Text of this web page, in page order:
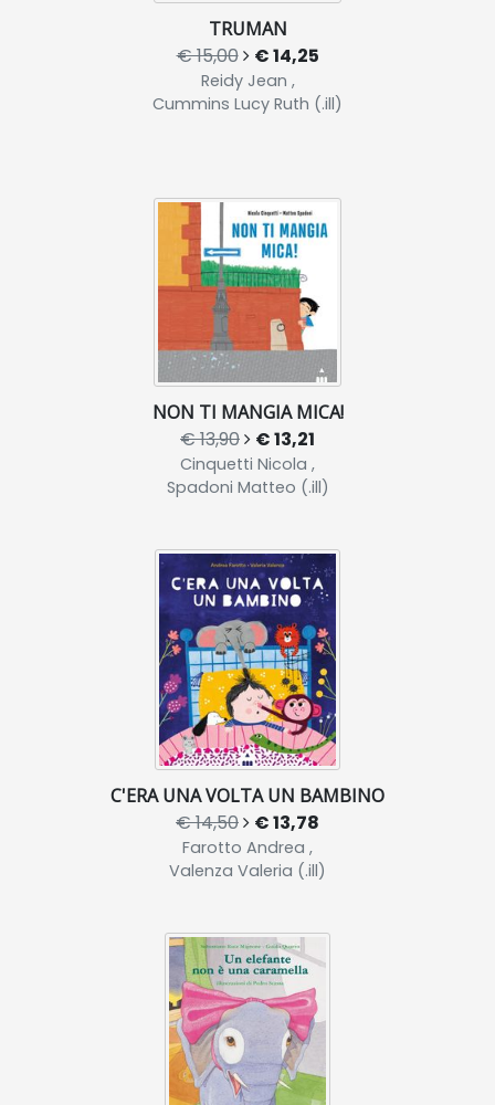
TRUMAN
€ 15,00 € 14,25
Reidy Jean ,
Cummins Lucy Ruth (.ill)
NON TI MANGIA MICA!
€ 13,90 € 13,21
Cinquetti Nicola ,
Spadoni Matteo (.ill)
C'ERA UNA VOLTA UN BAMBINO
€ 14,50 € 13,78
Farotto Andrea ,
Valenza Valeria (.ill)